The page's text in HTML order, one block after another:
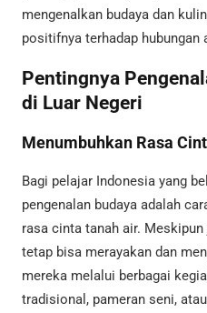
mengenalkan budaya dan
positifnya terhadap hubungan
Pentingnya
di Luar Negeri
Menumbuhkan Rasa
Bagi pelajar Indonesia yang
pengenalan budaya adalah
rasa cinta tanah air.
tetap bisa merayakan dan
mereka melalui berbagai
tradisional, pameran seni,